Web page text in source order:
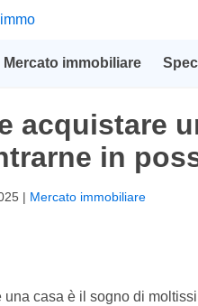
Mercato immobiliare
acquistare
in
| Mercato immobiliare
una casa è il sogno di